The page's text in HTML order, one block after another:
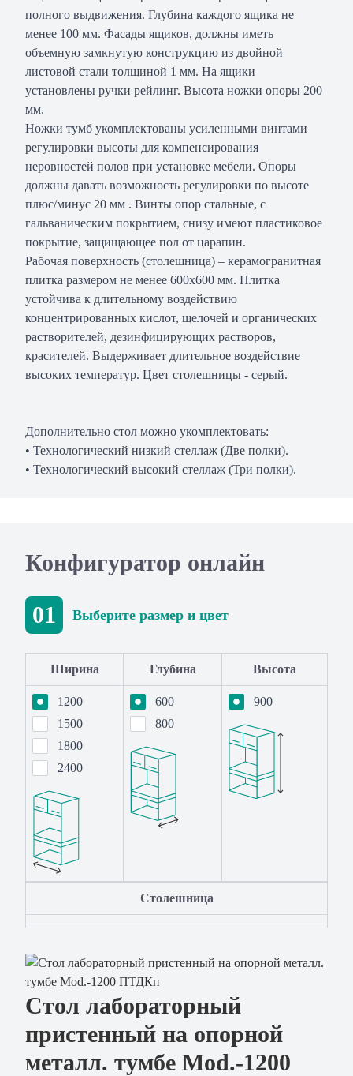
полного выдвижения. Глубина каждого ящика не
менее 100 мм. Фасады ящиков, должны иметь
объемную замкнутую конструкцию из двойной
листовой стали толщиной 1 мм. На ящики
установлены ручки рейлинг. Высота ножки опоры 200
мм.
Ножки тумб укомплектованы усиленными винтами
регулировки высоты для компенсирования
неровностей полов при установке мебели. Опоры
должны давать возможность регулировки по высоте
плюс/минус 20 мм . Винты опор стальные, с
гальваническим покрытием, снизу имеют пластиковое
покрытие, защищающее пол от царапин.
Рабочая поверхность (столешница) – керамогранитная
плитка размером не менее 600х600 мм. Плитка
устойчива к длительному воздействию
концентрированных кислот, щелочей и органических
растворителей, дезинфицирующих растворов,
красителей. Выдерживает длительное воздействие
высоких температур. Цвет столешницы - серый.
Дополнительно стол можно укомплектовать:
• Технологический низкий стеллаж (Две полки).
• Технологический высокий стеллаж (Три полки).
Конфигуратор онлайн
Стол лабораторный
пристенный на опорной
металл. тумбе Mod.-1200
01 Выберите размер и цвет
Ширина Глубина Высота
1200
1500
1800
2400
600
800
900
Столешница